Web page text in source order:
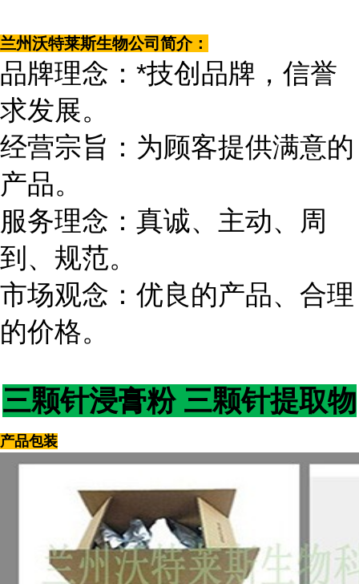
兰州沃特莱斯生物公司简介：
品牌理念：*技创品牌，信誉
求发展。
经营宗旨：为顾客提供满意的
产品。
服务理念：真诚、主动、周
到、规范。
市场观念：优良的产品、合理
的价格。
三颗针浸膏粉 三颗针提取物
产品包装